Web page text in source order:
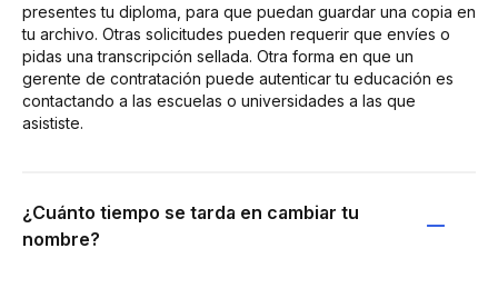
presentes tu diploma, para que puedan guardar una copia en
tu archivo. Otras solicitudes pueden requerir que envíes o
pidas una transcripción sellada. Otra forma en que un
gerente de contratación puede autenticar tu educación es
contactando a las escuelas o universidades a las que
asististe.
¿Cuánto tiempo se tarda en cambiar tu
nombre?